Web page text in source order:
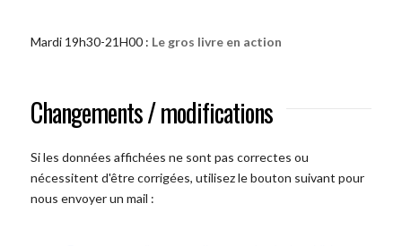
Mardi 19h30-21H00 : Le gros livre en action
Changements / modifications
Si les données affichées ne sont pas correctes ou
nécessitent d'être corrigées, utilisez le bouton suivant pour
nous envoyer un mail :